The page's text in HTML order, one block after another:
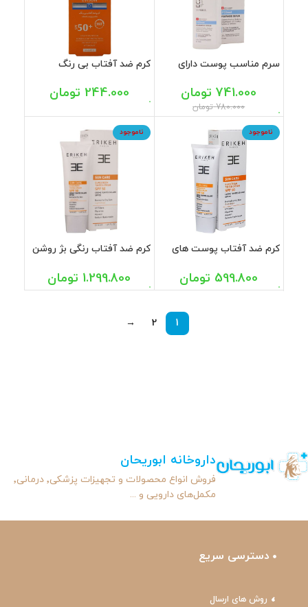
سرم مناسب پوست دارای
780.000 تومان
741.000 تومان
کرم ضد آفتاب بی رنگ
244.000 تومان
ناموجود
کرم ضد آفتاب پوست های
SPF50 اریکه 50 میل599.800 تومان
ناموجود
کرم ضد آفتاب رنگی بژ روشن
نرمال اریکه 50 میل
1.299.800 تومان
1
2
→
داروخانه ابوریحان
فروش انواع محصولات و تجهیزات پزشکی٬ درمانی٬
مکمل‌های دارویی و ...
دسترسی سریع
روش های ارسال